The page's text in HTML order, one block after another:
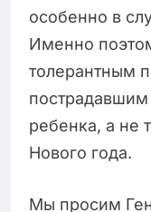
особенно в
Именно
толерантным
пострадавшим
ребенка, а не
Нового года.
Мы просим